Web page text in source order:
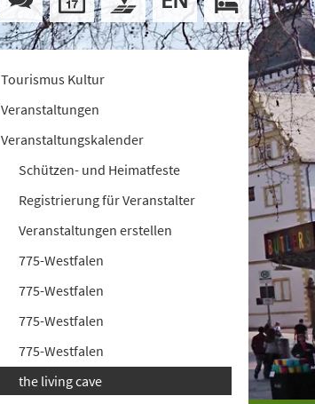
Tourismus Kultur
Veranstaltungen
Veranstaltungskalender
Schützen- und Heimatfeste
Registrierung für Veranstalter
Veranstaltungen erstellen
775-Westfalen
775-Westfalen
775-Westfalen
775-Westfalen
the living cave